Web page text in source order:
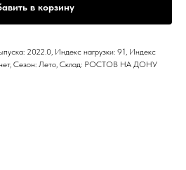
в корзину
2022.0, Индекс нагрузки: 91, Индекс
нет, Сезон: Лето, Склад: РОСТОВ НА ДОНУ